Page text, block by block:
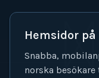
ᛞ
Hemsidor
Snabba,
norska